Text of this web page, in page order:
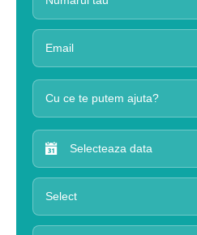
Cu ce te putem ajuta?
Select